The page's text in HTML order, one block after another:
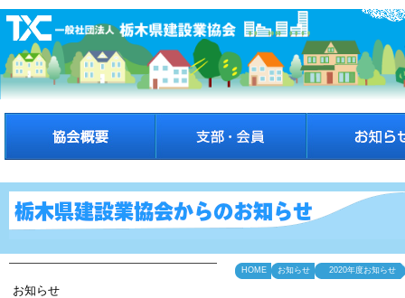
お知らせ
HOME お知らせ 2020年度お知らせ